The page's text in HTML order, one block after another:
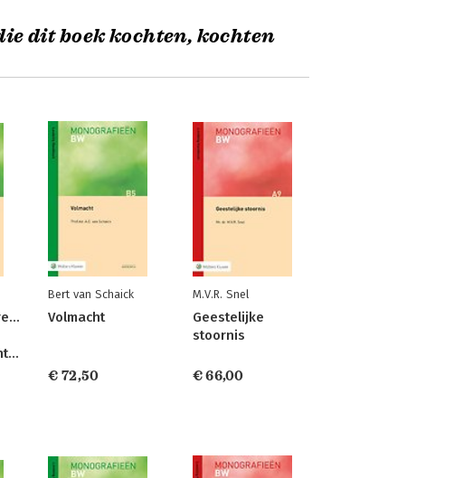
dit boek kochten, kochten
passagiersrechten
Bert van Schaick
Volmacht
€ 72,50
M.V.R. Snel
Geestelijke
stoornis
€ 66,00